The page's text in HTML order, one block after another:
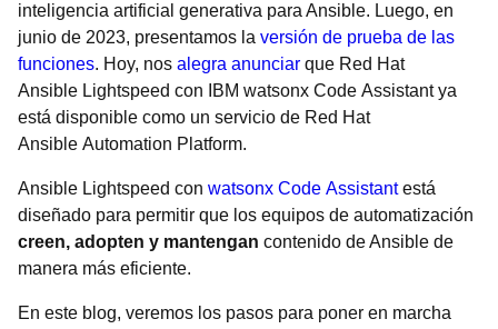
inteligencia artificial generativa para Ansible. Luego, en
junio de 2023, presentamos la versión de prueba de las
funciones. Hoy, nos alegra anunciar que Red Hat
Ansible Lightspeed con IBM watsonx Code Assistant ya
está disponible como un servicio de Red Hat
Ansible Automation Platform.
Ansible Lightspeed con watsonx Code Assistantestá
diseñado para permitir que los equipos de automatización
creen, adopten y mantengan contenido de Ansible de
manera más eficiente.
En este blog, veremos los pasos para poner en marcha